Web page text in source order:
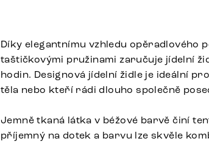
Díky elegantnímu vzhledu opěradlového
taštičkovými pružinami zaručuje jídelní
hodin. Designová jídelní židle je ideální
těla nebo kteří rádi dlouho společně
Jemně tkaná látka v béžové barvě činí
příjemný na dotek a barvu lze skvěle